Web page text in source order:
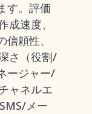
す。評価
成速度、
頼性、
さ（役割/
ージャー/
ャネルエ
メー